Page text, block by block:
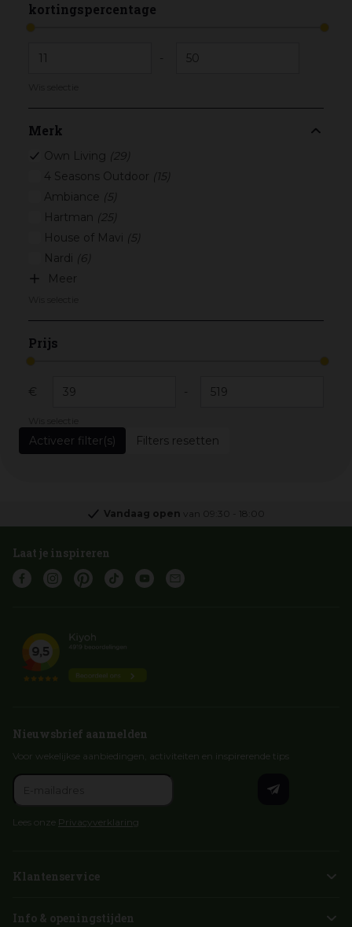
kortingspercentage
-
Merk
Own Living (29)
4 Seasons Outdoor (15)
Ambiance (5)
Hartman (25)
House of Mavi (5)
Nardi (6)
Meer
Prijs
€ -
Filters resetten
Vandaag open van 09:30 18:00
Laat je inspireren
Nieuwsbrief aanmelden
Voor wekelijkse aanbiedingen, activiteiten en inspirerende tips
Lees onze Privacyverklaring
Klantenservice
Info & openingstijden